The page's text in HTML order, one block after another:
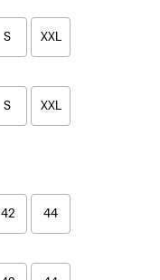
S XXL
S XXL
42 44